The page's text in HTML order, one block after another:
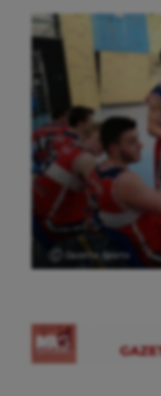
Ⓒ Gazette Sports